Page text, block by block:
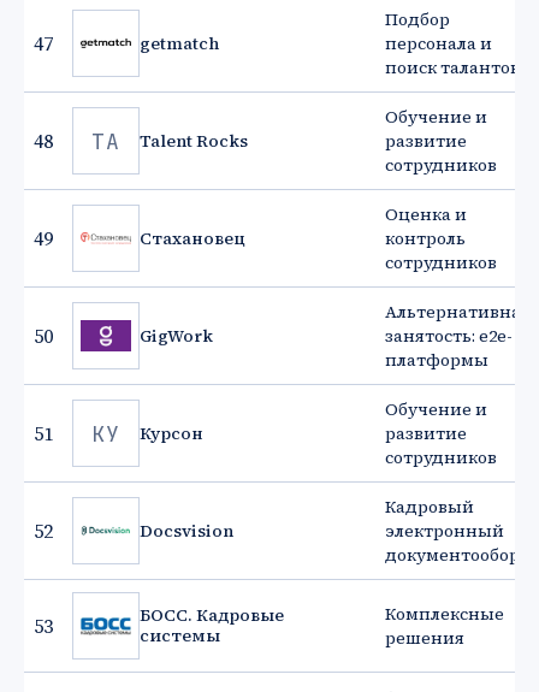
47 getmatch
Подбор
персонала и
поиск талантов
48 TA Talent Rocks
Обучение и
развитие
сотрудников
49 Стахановец
Оценка и
контроль
сотрудников
50 GigWork
Альтернативная
занятость: e2e-
платформы
51 КУ Курсон
Обучение и
развитие
сотрудников
52 Docsvision
Кадровый
электронный
документооборот
53
БОСС. Кадровые
системы
Комплексные
решения